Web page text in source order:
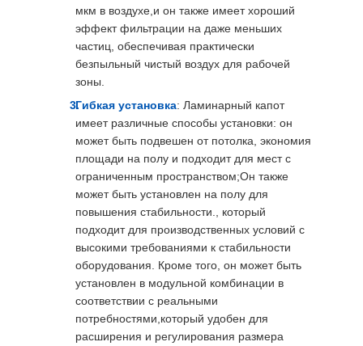
мкм в воздухе,и он также имеет хороший
эффект фильтрации на даже меньших
частиц, обеспечивая практически
безпыльный чистый воздух для рабочей
зоны.
Гибкая установка: Ламинарный капот
имеет различные способы установки: он
может быть подвешен от потолка, экономия
площади на полу и подходит для мест с
ограниченным пространством;Он также
может быть установлен на полу для
повышения стабильности., который
подходит для производственных условий с
высокими требованиями к стабильности
оборудования. Кроме того, он может быть
установлен в модульной комбинации в
соответствии с реальными
потребностями,который удобен для
расширения и регулирования размера